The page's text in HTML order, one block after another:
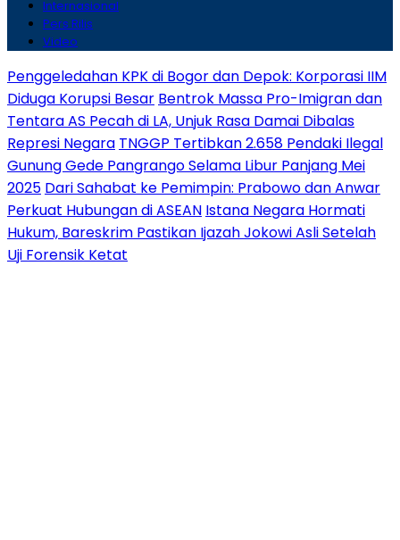
Internasional
Pers Rilis
Video
Penggeledahan KPK di Bogor dan Depok: Korporasi IIM
Diduga Korupsi Besar Bentrok Massa Pro-Imigran dan
Tentara AS Pecah di LA, Unjuk Rasa Damai Dibalas
Represi Negara TNGGP Tertibkan 2.658 Pendaki Ilegal
Gunung Gede Pangrango Selama Libur Panjang Mei
2025 Dari Sahabat ke Pemimpin: Prabowo dan Anwar
Perkuat Hubungan di ASEAN Istana Negara Hormati
Hukum, Bareskrim Pastikan Ijazah Jokowi Asli Setelah
Uji Forensik Ketat